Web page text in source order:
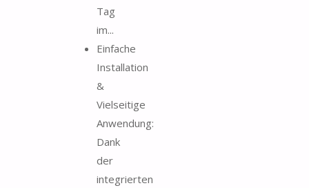
Tag
im...
Einfache
Installation
&
Vielseitige
Anwendung:
Dank
der
integrierten